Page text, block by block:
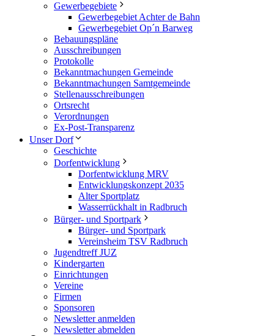
Gewerbegebiete
Gewerbegebiet Achter de Bahn
Gewerbegebiet Op´n Barweg
Bebauungspläne
Ausschreibungen
Protokolle
Bekanntmachungen Gemeinde
Bekanntmachungen Samtgemeinde
Stellenausschreibungen
Ortsrecht
Verordnungen
Ex-Post-Transparenz
Unser Dorf
Geschichte
Dorfentwicklung
Dorfentwicklung MRV
Entwicklungskonzept 2035
Alter Sportplatz
Wasserrückhalt in Radbruch
Bürger- und Sportpark
Bürger- und Sportpark
Vereinsheim TSV Radbruch
Jugendtreff JUZ
Kindergarten
Einrichtungen
Vereine
Firmen
Sponsoren
Newsletter anmelden
Newsletter abmelden